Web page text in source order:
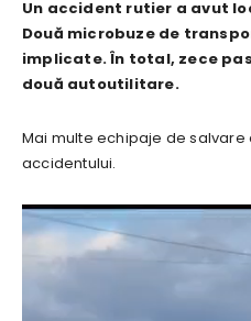
Un accident rutier a avut
Două microbuze de
implicate. În total, zece
două autoutilitare.
Mai multe echipaje de
accidentului.
P